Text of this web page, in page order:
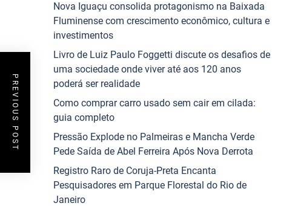
PREVIOUS POST
Nova Iguaçu consolida protagonismo na Baixada
Fluminense com crescimento econômico, cultura e
investimentos
Livro de Luiz Paulo Foggetti discute os desafios de
uma sociedade onde viver até aos 120 anos
poderá ser realidade
Como comprar carro usado sem cair em cilada:
guia completo
Pressão Explode no Palmeiras e Mancha Verde
Pede Saída de Abel Ferreira Após Nova Derrota
Registro Raro de Coruja-Preta Encanta
Pesquisadores em Parque Florestal do Rio de
Janeiro